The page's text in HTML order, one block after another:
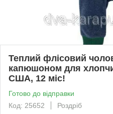
Теплий флісовий
капюшоном для
США, 12 міс!
Готово до відправки
Код: 25652
Роздріб